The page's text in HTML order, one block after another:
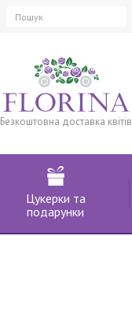
Безкоштовна доставка квітів
Цукерки та
подарунки